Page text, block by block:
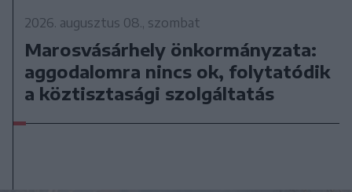
2026. augusztus 08., szombat
Marosvásárhely önkormányzata:
aggodalomra nincs ok, folytatódik
a köztisztasági szolgáltatás